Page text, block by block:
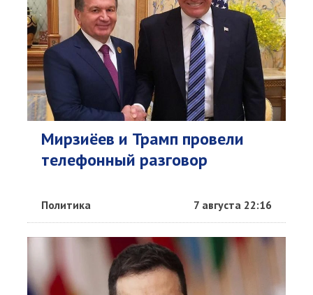
Мирзиёев и Трамп провели
телефонный разговор
Политика 7 августа 22:16